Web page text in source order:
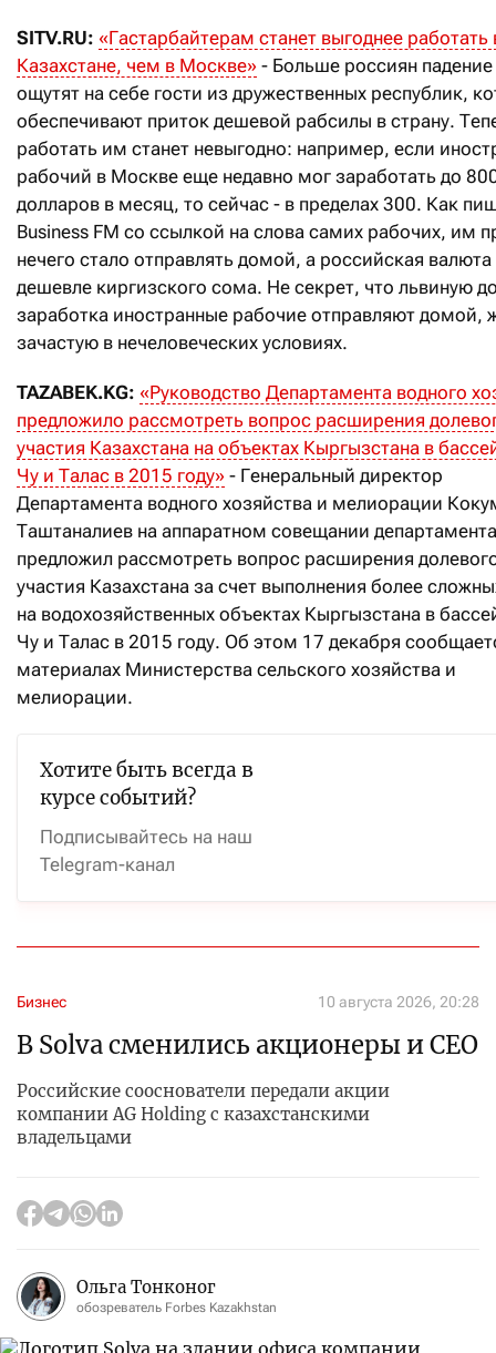
SITV.RU: «Гастарбайтерам станет выгоднее работать
Казахстане, чем в Москве» - Больше россиян падение
ощутят на себе гости из дружественных республик,
обеспечивают приток дешевой рабсилы в страну.
работать им станет невыгодно: например, если
рабочий в Москве еще недавно мог заработать до
долларов в месяц, то сейчас - в пределах 300. Как
Business FM со ссылкой на слова самих рабочих, им
нечего стало отправлять домой, а российская
дешевле киргизского сома. Не секрет, что львиную
заработка иностранные рабочие отправляют домой,
зачастую в нечеловеческих условиях.
TAZABEK.KG: «Руководство Департамента водного
предложило рассмотреть вопрос расширения
участия Казахстана на объектах Кыргызстана в
Чу и Талас в 2015 году» - Генеральный директор
Департамента водного хозяйства и мелиорации
Таштаналиев на аппаратном совещании департамента
предложил рассмотреть вопрос расширения
участия Казахстана за счет выполнения более
на водохозяйственных объектах Кыргызстана в
Чу и Талас в 2015 году. Об этом 17 декабря
материалах Министерства сельского хозяйства и
мелиорации.
Хотите быть всегда в
курсе событий?
Подписывайтесь на наш
Telegram-канал
Бизнес 10 августа 2026, 20:28
В Solva сменились акционеры и CEO
Российские сооснователи передали акции
компании AG Holding с казахстанскими
владельцами
Ольга Тонконог
обозреватель Forbes Kazakhstan